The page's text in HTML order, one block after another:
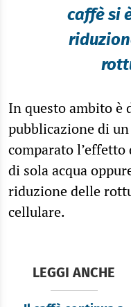
caffè si
In questo ambito è
pubblicazione di
comparato
di sola acqua
riduzione delle
cellulare.
LEGGI ANCHE